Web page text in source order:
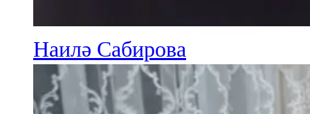
Наилә Сабирова